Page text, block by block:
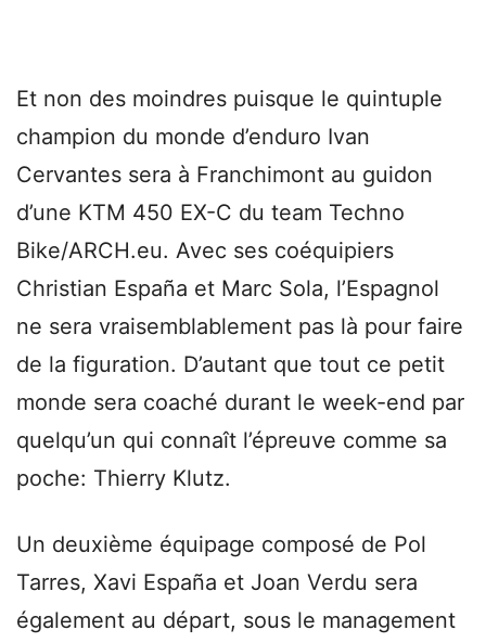
Et non des moindres puisque le quintuple
champion du monde d’enduro Ivan
Cervantes sera à Franchimont au guidon
d’une KTM 450 EX-C du team Techno
Bike/ARCH.eu. Avec ses coéquipiers
Christian España et Marc Sola, l’Espagnol
ne sera vraisemblablement pas là pour faire
de la figuration. D’autant que tout ce petit
monde sera coaché durant le week-end par
quelqu’un qui connaît l’épreuve comme sa
poche: Thierry Klutz.
Un deuxième équipage composé de Pol
Tarres, Xavi España et Joan Verdu sera
également au départ, sous le management